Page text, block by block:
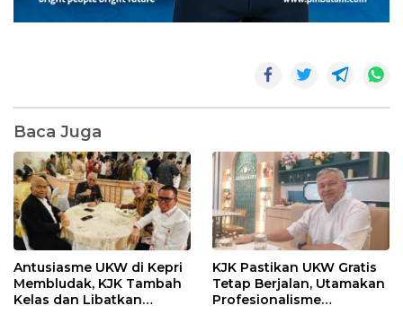
Baca Juga
Antusiasme UKW di Kepri
Membludak, KJK Tambah
Kelas dan Libatkan
KJK Pastikan UKW Gratis
Tetap Berjalan, Utamakan
Profesionalisme